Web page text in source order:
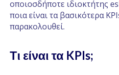
οποιοσδήποτε ιδιοκτήτης
ποια είναι τα βασικότερα
παρακολουθεί.
Τι είναι τα KPIs;